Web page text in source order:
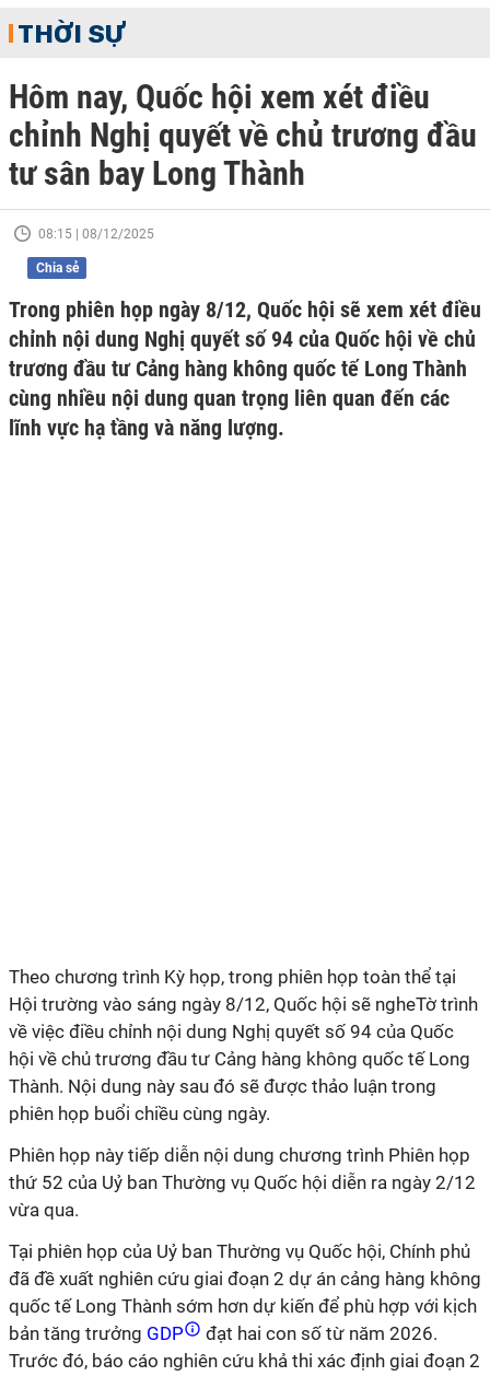
THỜI SỰ
Hôm nay, Quốc hội xem xét điều
chỉnh Nghị quyết về chủ trương đầu
tư sân bay Long Thành
08:15 | 08/12/2025
Chia sẻ
Trong phiên họp ngày 8/12, Quốc hội sẽ xem xét điều
chỉnh nội dung Nghị quyết số 94 của Quốc hội về chủ
trương đầu tư Cảng hàng không quốc tế Long Thành
cùng nhiều nội dung quan trọng liên quan đến các
lĩnh vực hạ tầng và năng lượng.
Theo chương trình Kỳ họp, trong phiên họp toàn thể tại
Hội trường vào sáng ngày 8/12, Quốc hội sẽ ngheTờ trình
về việc điều chỉnh nội dung Nghị quyết số 94 của Quốc
hội về chủ trương đầu tư Cảng hàng không quốc tế Long
Thành. Nội dung này sau đó sẽ được thảo luận trong
phiên họp buổi chiều cùng ngày.
Phiên họp này tiếp diễn nội dung chương trình Phiên họp
thứ 52 của Uỷ ban Thường vụ Quốc hội diễn ra ngày 2/12
vừa qua.
Tại phiên họp của Uỷ ban Thường vụ Quốc hội, Chính phủ
đã đề xuất nghiên cứu giai đoạn 2 dự án cảng hàng không
quốc tế Long Thành sớm hơn dự kiến để phù hợp với kịch
bản tăng trưởng GDP
đạt hai con số từ năm 2026.
Trước đó, báo cáo nghiên cứu khả thi xác định giai đoạn 2